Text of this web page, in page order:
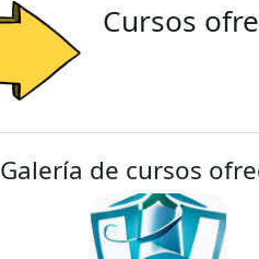
Cursos
Galería de cursos